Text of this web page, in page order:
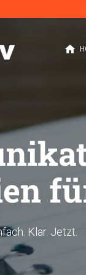
home
Klar. Jetzt.